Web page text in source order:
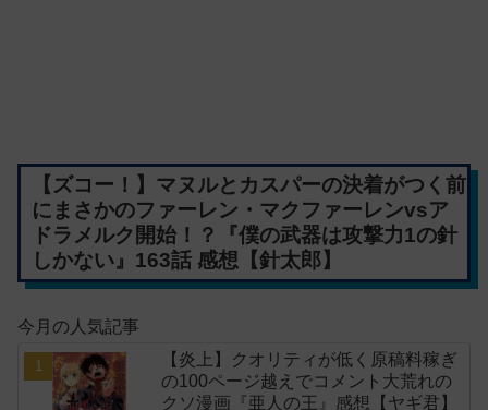
【ズコー！】マヌルとカスパーの決着がつく前
にまさかのファーレン・マクファーレンvsア
ドラメルク開始！？『僕の武器は攻撃力1の針
しかない』163話 感想【針太郎】
今月の人気記事
【炎上】クオリティが低く原稿料稼ぎ
の100ページ越えでコメント大荒れの
クソ漫画『亜人の王』感想【ヤギ君】